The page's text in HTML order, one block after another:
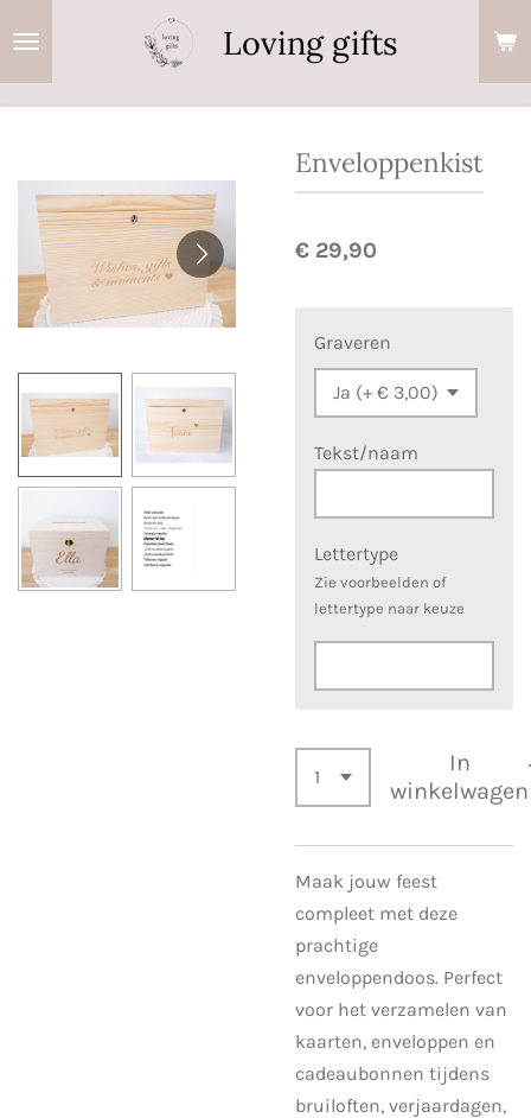
Loving gifts
Enveloppenkist
€ 29,90
Graveren
Tekst/naam
Lettertype
Zie voorbeelden of
lettertype naar keuze
In
winkelwagen
Maak jouw feest
compleet met deze
prachtige
enveloppendoos. Perfect
voor het verzamelen van
kaarten, enveloppen en
cadeaubonnen tijdens
bruiloften, verjaardagen,